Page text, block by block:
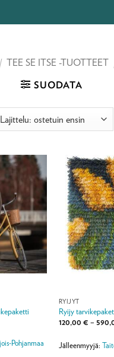
/ TEE SE ITSE -TUOTTEET
SUODATA
Pohjanmaa
RYIJYT
Ryijy
120,00 € –
Jälleenmyyjä: